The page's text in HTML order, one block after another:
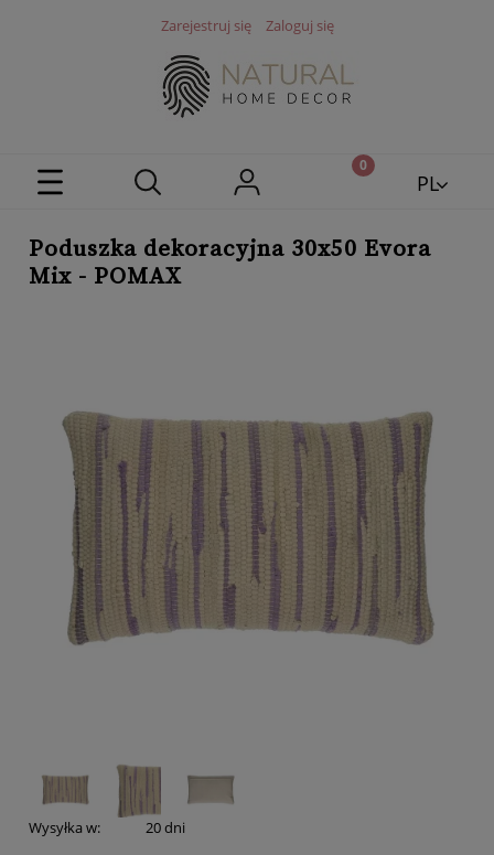
Zarejestruj się Zaloguj się
PL
Poduszka dekoracyjna 30x50 Evora
Mix - POMAX
Wysyłka w: 20 dni